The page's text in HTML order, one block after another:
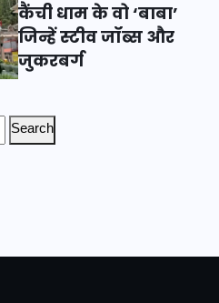
कैंची धाम के वो ‘बाबा’
जिन्हें स्टीव जॉब्स और
जुकरबर्ग
Search